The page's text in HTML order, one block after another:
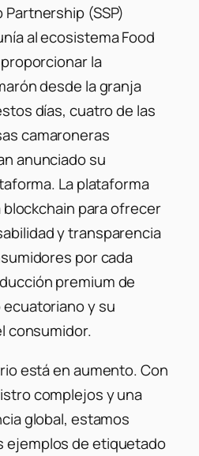
(SSP)
al ecosistema Food
la
desde la granja
días, cuatro de las
camaroneras
anunciado su
La plataforma
para ofrecer
y transparencia
por cada
premium de
y su
consumidor.
está en aumento. Con
complejos y una
global, estamos
ejemplos de etiquetado